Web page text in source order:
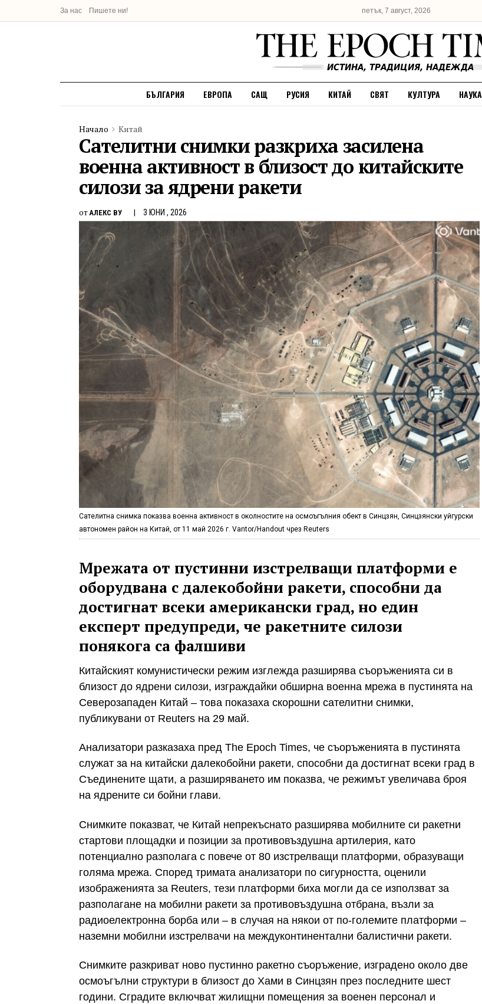
За нас Пишете ни! петък, 7 август, 2026
БЪЛГАРИЯ ЕВРОПА САЩ РУСИЯ КИТАЙ СВЯТ КУЛТУРА НАУКА
Начало Китай
Сателитни снимки разкриха засилена
военна активност в близост до китайските
силози за ядрени ракети
от АЛЕКС ВУ 3 ЮНИ , 2026
Сателитна снимка показва военна активност в околностите на осмоъгълния обект в Синцзян, Синцзянски уйгурски
автономен район на Китай, от 11 май 2026 г. Vantor/Handout чрез Reuters
Мрежата от пустинни изстрелващи платформи е
оборудвана с далекобойни ракети, способни да
достигнат всеки американски град, но един
експерт предупреди, че ракетните силози
понякога са фалшиви
Китайският комунистически режим изглежда разширява съоръженията си в
близост до ядрени силози, изграждайки обширна военна мрежа в пустинята на
Северозападен Китай – това показаха скорошни сателитни снимки,
публикувани от Reuters на 29 май.
Анализатори разказаха пред The Epoch Times, че съоръженията в пустинята
служат за на китайски далекобойни ракети, способни да достигнат всеки град в
Съединените щати, а разширяването им показва, че режимът увеличава броя
на ядрените си бойни глави.
Снимките показват, че Китай непрекъснато разширява мобилните си ракетни
стартови площадки и позиции за противовъздушна артилерия, като
потенциално разполага с повече от 80 изстрелващи платформи, образуващи
голяма мрежа. Според тримата анализатори по сигурността, оценили
изображенията за Reuters, тези платформи биха могли да се използват за
разполагане на мобилни ракети за противовъздушна отбрана, възли за
радиоелектронна борба или – в случая на някои от по-големите платформи –
наземни мобилни изстрелвачи на междуконтинентални балистични ракети.
Снимките разкриват ново пустинно ракетно съоръжение, изградено около две
осмоъгълни структури в близост до Хами в Синцзян през последните шест
години. Сградите включват жилищни помещения за военен персонал и